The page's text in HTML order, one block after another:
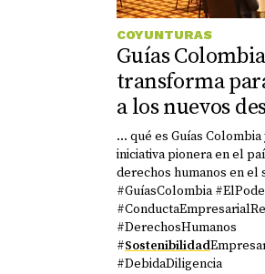
COYUNTURAS
Guías
transforma
a los nuevos
... qué es Guías
iniciativa pionera en el
derechos humanos en
#GuíasColombia
#DerechosHumanos
#Sostenibilidad
#DebidaDiligencia